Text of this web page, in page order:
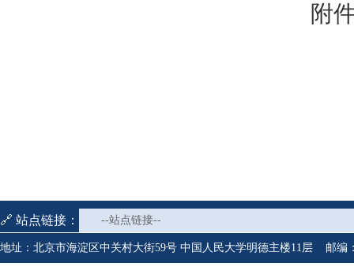
附
🔗 站点链接： --站点链接--
地址：北京市海淀区中关村大街59号 中国人民大学明德主楼11层 邮